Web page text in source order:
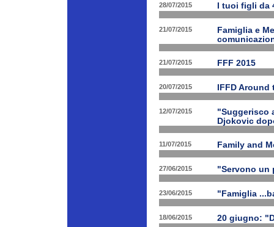
28/07/2015 I tuoi figli da
21/07/2015
Famiglia e
21/07/2015 FFF 2015
20/07/2015 IFFD
12/07/2015
"Suggerisco
Djokovic
11/07/2015 Family and
27/06/2015 "Servono un
23/06/2015 "Famiglia
18/06/2015 20 giugno: